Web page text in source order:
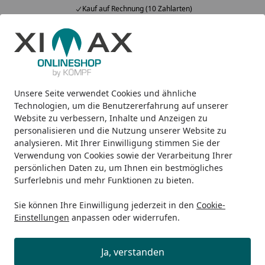
Unsere Seite verwendet Cookies und ähnliche
Technologien, um die Benutzererfahrung auf unserer
Website zu verbessern, Inhalte und Anzeigen zu
personalisieren und die Nutzung unserer Website zu
analysieren. Mit Ihrer Einwilligung stimmen Sie der
Verwendung von Cookies sowie der Verarbeitung Ihrer
persönlichen Daten zu, um Ihnen ein bestmögliches
Surferlebnis und mehr Funktionen zu bieten.
Sie können Ihre Einwilligung jederzeit in den Cookie-
Einstellungen anpassen oder widerrufen.
Ja, verstanden
Kauf auf Rechnung (10 Zahlarten)
Alle Produkte
Mein Konto
Suchen
Startseite
Bestellung zusammenfassen
Kann ich alle Produkte in einer
Bestellung erhalten?
BeiPaketware, die wir ab Lager versenden, können wir
Ihrem Wunsch gerne nachkommen. In diesem Fall
uns eingetroffen sind bzw. hinzugepackt werden können
und versenden gerne Ihre komplette Bestellung in
einem Paket. Bei Speditionsware ist dies in manchen
Fällen leider nicht möglich.